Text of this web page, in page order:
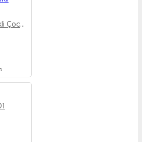
Beyaz Sayfa - Eşlikli Çocuk Şarkıları